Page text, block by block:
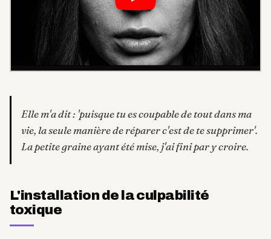
Elle m'a dit : 'puisque tu es coupable de tout dans ma
vie, la seule manière de réparer c'est de te supprimer'.
La petite graine ayant été mise, j'ai fini par y croire.
L'installation de la culpabilité
toxique